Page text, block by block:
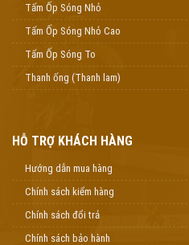
Tấm Ốp Sóng Nhỏ
Tấm Ốp Sóng Nhỏ Cao
Tấm Ốp Sóng To
Thanh ống (Thanh lam)
HỖ TRỢ KHÁCH HÀNG
Hướng dẫn mua hàng
Chính sách kiểm hàng
Chính sách đổi trả
Chính sách bảo hành